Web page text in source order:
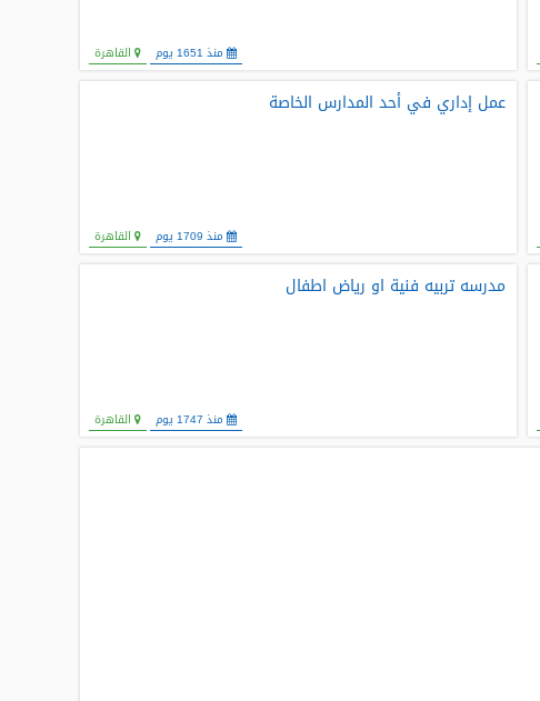
منذ 1651 يوم القاهرة
عمل إداري في أحد المدارس الخاصة
منذ 1709 يوم القاهرة
مدرسه تربيه فنية او رياض اطفال
منذ 1747 يوم القاهرة